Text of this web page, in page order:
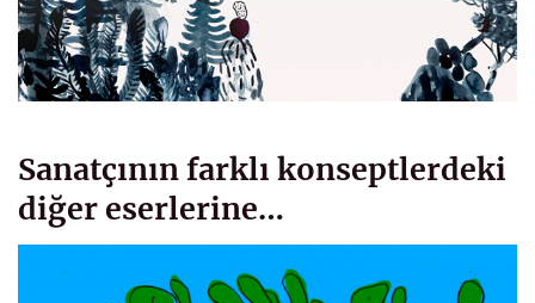
Sanatçının farklı konseptlerdeki
diğer eserlerine…